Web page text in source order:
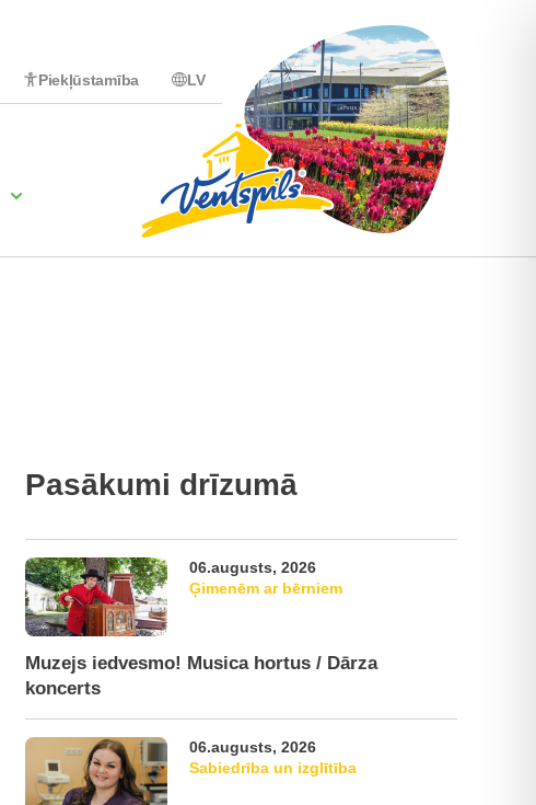
Piekļūstamība LV
Pasākumi drīzumā
06.augusts, 2026
Ģimenēm ar bērniem
Muzejs iedvesmo! Musica hortus / Dārza
koncerts
06.augusts, 2026
Sabiedrība un izglītība